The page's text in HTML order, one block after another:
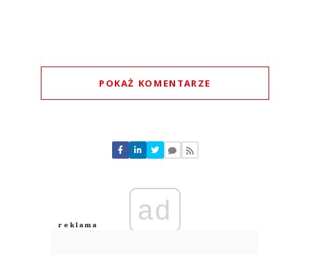
POKAŻ KOMENTARZE
Nie znaleziono komentarzy
Zostaw swoje komentarze
Anuluj
ad